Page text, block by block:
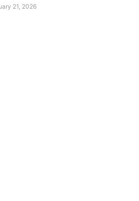
21, 2026